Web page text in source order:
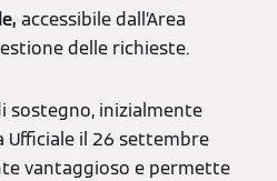
accessibile dall’Area
delle richieste.
sostegno, inizialmente
Ufficiale il 26 settembre
vantaggioso e permette